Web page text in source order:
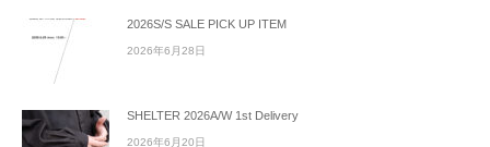
2026S/S SALE PICK UP ITEM
2026年6月28日
SHELTER 2026A/W 1st Delivery
2026年6月20日